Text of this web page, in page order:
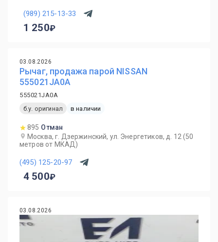
(989) 215-13-33
1 250
03.08.2026
Рычаг, продажа парой NISSAN
555021JA0A
555021JA0A
б.у. оригинал
в наличии
895 Отман
Москва, г. Дзержинский, ул. Энергетиков, д. 12 (50
метров от МКАД)
(495) 125-20-97
4 500
03.08.2026